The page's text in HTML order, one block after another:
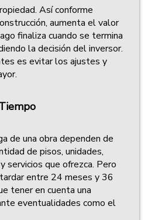
Así conforme
aumenta el valor
finaliza cuando se termina
la decisión del inversor.
es evitar los ajustes y
de una obra dependen de
de pisos, unidades,
servicios que ofrezca. Pero
entre 24 meses y 36
tener en cuenta una
eventualidades como el